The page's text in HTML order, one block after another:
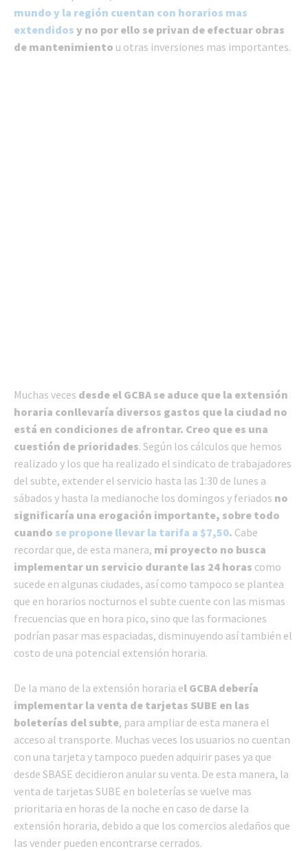
mundo y la región cuentan con horarios mas
extendidos y no por ello se privan de efectuar obras
de mantenimiento u otras inversiones mas importantes.
Muchas veces desde el GCBA se aduce que la extensión
horaria conllevaría diversos gastos que la ciudad no
está en condiciones de afrontar. Creo que es una
cuestión de prioridades. Según los cálculos que hemos
realizado y los que ha realizado el sindicato de trabajadores
del subte, extender el servicio hasta las 1:30 de lunes a
sábados y hasta la medianoche los domingos y feriados no
significaría una erogación importante, sobre todo
cuando se propone llevar la tarifa a $7,50. Cabe
recordar que, de esta manera, mi proyecto no busca
implementar un servicio durante las 24 horas como
sucede en algunas ciudades, así como tampoco se plantea
que en horarios nocturnos el subte cuente con las mismas
frecuencias que en hora pico, sino que las formaciones
podrían pasar mas espaciadas, disminuyendo así también el
costo de una potencial extensión horaria.
De la mano de la extensión horaria el GCBA debería
implementar la venta de tarjetas SUBE en las
boleterías del subte, para ampliar de esta manera el
acceso al transporte. Muchas veces los usuarios no cuentan
con una tarjeta y tampoco pueden adquirir pases ya que
desde SBASE decidieron anular su venta. De esta manera, la
venta de tarjetas SUBE en boleterías se vuelve mas
prioritaria en horas de la noche en caso de darse la
extensión horaria, debido a que los comercios aledaños que
las vender pueden encontrarse cerrados.